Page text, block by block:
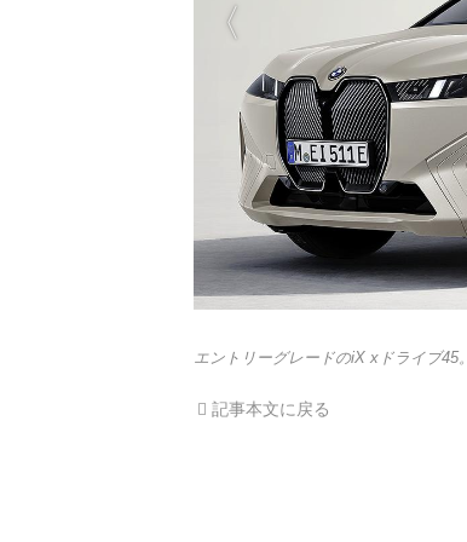
エントリーグレードのiX xドライブ45。
記事本文に戻る